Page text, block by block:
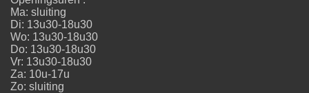
Ma: sluiting
Di: 13u30-18u30
Wo: 13u30-18u30
Do: 13u30-18u30
Vr: 13u30-18u30
Za: 10u-17u
Zo: sluiting